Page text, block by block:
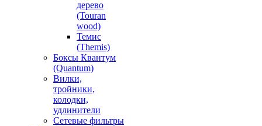
дерево
(Touran
wood)
Темис
(Themis)
Боксы Квантум
(Quantum)
Вилки,
тройники,
колодки,
удлинители
Сетевые фильтры